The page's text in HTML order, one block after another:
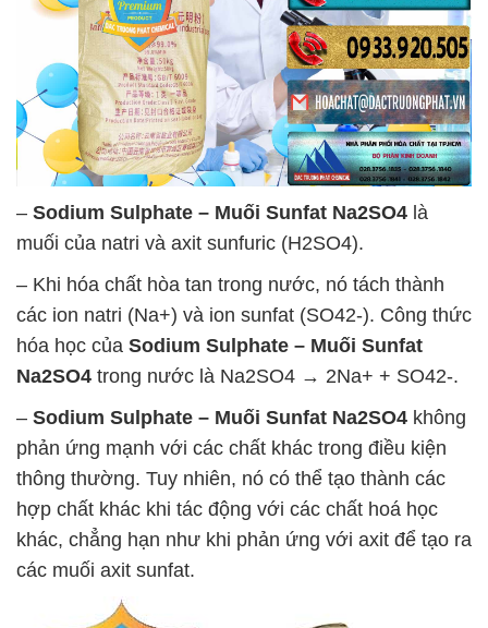
– Sodium Sulphate – Muối Sunfat Na2SO4 là
muối của natri và axit sunfuric (H2SO4).
– Khi hóa chất hòa tan trong nước, nó tách thành
các ion natri (Na+) và ion sunfat (SO42-). Công thức
hóa học của Sodium Sulphate – Muối Sunfat
Na2SO4 trong nước là Na2SO4 → 2Na+ + SO42-.
– Sodium Sulphate – Muối Sunfat Na2SO4 không
phản ứng mạnh với các chất khác trong điều kiện
thông thường. Tuy nhiên, nó có thể tạo thành các
hợp chất khác khi tác động với các chất hoá học
khác, chẳng hạn như khi phản ứng với axit để tạo ra
các muối axit sunfat.